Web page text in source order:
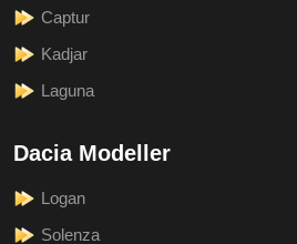
Captur
Kadjar
Laguna
Dacia Modeller
Logan
Solenza